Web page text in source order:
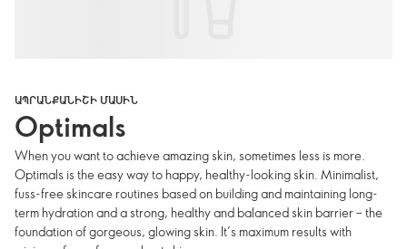
ԱՊՐԱՆՔԱՆԻՇԻ ՄԱՍԻՆ
Optimals
When you want to achieve amazing skin, sometimes less is more.
Optimals is the easy way to happy, healthy-looking skin. Minimalist,
fuss-free skincare routines based on building and maintaining long-
term hydration and a strong, healthy and balanced skin barrier – the
foundation of gorgeous, glowing skin. It’s maximum results with